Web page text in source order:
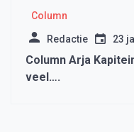
Column
Redactie 23
Column Arja
veel….